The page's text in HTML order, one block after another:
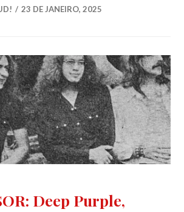
23 DE JANEIRO, 2025
Deep Purple,